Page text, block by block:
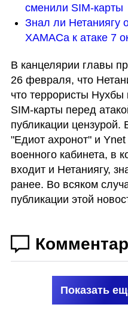
сменили SIM-карты
Знал ли Нетаниягу
ХАМАСа к атаке 7
В канцелярии главы
26 февраля, что
что террористы
SIM-карты перед
публикации цензурой.
"Едиот ахронот" и
военного кабинета, в
входит и Нетаниягу,
ранее. Во всяком
публикации этой
Показать